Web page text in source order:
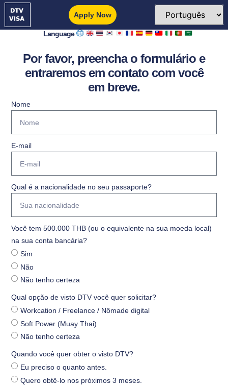
Apply Now
Language
Por favor, preencha o formulário e
entraremos em contato com você
em breve.
Nome
E-mail
Qual é a nacionalidade no seu passaporte?
Você tem 500.000 THB (ou o equivalente na sua moeda local)
na sua conta bancária?
Sim
Não
Não tenho certeza
Qual opção de visto DTV você quer solicitar?
Workcation / Freelance / Nômade digital
Soft Power (Muay Thai)
Não tenho certeza
Quando você quer obter o visto DTV?
Eu preciso o quanto antes.
Quero obtê-lo nos próximos 3 meses.